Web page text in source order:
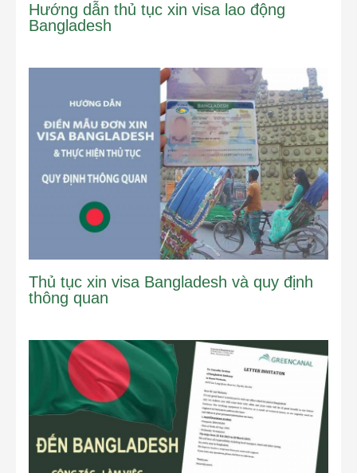
Hướng dẫn thủ tục xin visa lao động
Bangladesh
Thủ tục xin visa Bangladesh và quy định
thông quan